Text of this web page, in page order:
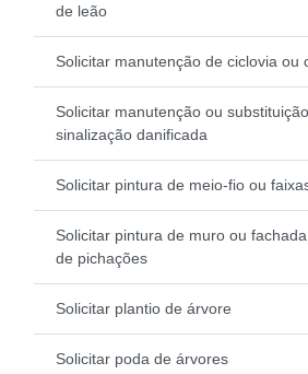
de leão
Solicitar manutenção de ciclovia ou
Solicitar manutenção ou
sinalização danificada
Solicitar pintura de meio-fio ou
Solicitar pintura de muro ou
de pichações
Solicitar plantio de árvore
Solicitar poda de árvores